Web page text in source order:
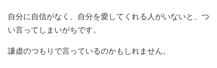
自分に自信がなく、自分を愛してくれる人がいないと、つ
い言ってしまいがちです。
謙虚のつもりで言っているのかもしれません。